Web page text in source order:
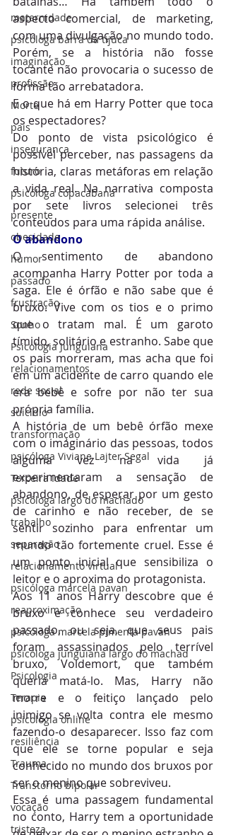
maternidade
psicóloga barra da tijuca
imaginação
profissão
Morte
pais
insegurança
futuro
psicóloga copacabana
presente
obesidade
humor
passado
frustração
Sonho
Psicologia Junguiana
relacionamentos
rede social
suicídio
transformação
psicóloga Viviane Lajter Segal
Terceira Idade
psicóloga largo do machado
trabalho
separação
relacionamento virtual
psicóloga marcela pavan
reaproximação
psicóloga marcela pimenta pavan
psicóloga junguiana largo do machad
Psicologia
Terapia
psicologia online
resiliência
Trauma
Transtorno bipolar
vocação
tristeza
aspecto comercial, de marketing,
com uma divulgação no mundo todo.
Porém, se a história não fosse
tocante não provocaria o sucesso de
forma tão arrebatadora.
E o que há em Harry Potter que toca
os espectadores?
Do ponto de vista psicológico é
possível perceber, nas passagens da
história, claras metáforas em relação
a vida real. Na narrativa composta
por sete livros selecionei três
conteúdos para uma rápida análise.
O abandono
O sentimento de abandono
acompanha Harry Potter por toda a
saga. Ele é órfão e não sabe que é
bruxo. Vive com os tios e o primo
que o tratam mal. É um garoto
tímido, solitário e estranho. Sabe que
os pais morreram, mas acha que foi
em um acidente de carro quando ele
era bebê e sofre por não ter sua
própria família.
A história de um bebê órfão mexe
com o imaginário das pessoas, todos
alguma vez na vida já
experimentaram a sensação de
abandono, de esperar por um gesto
de carinho e não receber, de se
sentir sozinho para enfrentar um
mundo tão fortemente cruel. Esse é
um ponto inicial que sensibiliza o
leitor e o aproxima do protagonista.
Aos 11 anos Harry descobre que é
bruxo e conhece seu verdadeiro
passado, ou seja, que seus pais
foram assassinados pelo terrível
bruxo, Voldemort, que também
queria matá-lo. Mas, Harry não
morre e o feitiço lançado pelo
inimigo se volta contra ele mesmo
fazendo-o desaparecer. Isso faz com
que ele se torne popular e seja
conhecido no mundo dos bruxos por
ser o menino que sobreviveu.
Essa é uma passagem fundamental
no conto, Harry tem a oportunidade